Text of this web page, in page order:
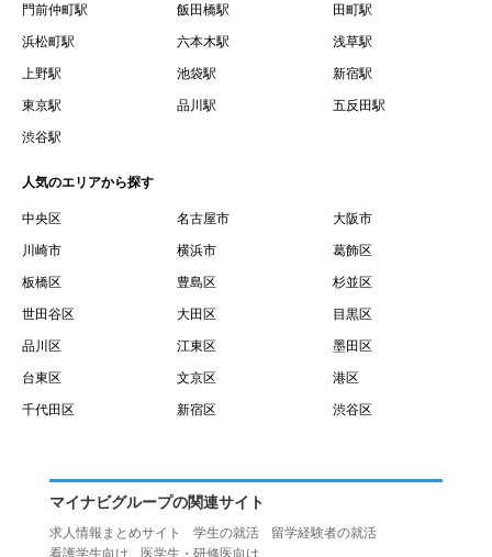
借契約書およびオプション注文書を意味します。
９.「契約期間開始日」とは、定期建物賃貸借契約（以下
「賃貸借契約」と言います）の開始日のことで、利用者の
賃借権が発生する日を意味します。
するために、選んだ物件を保留することを意味します。
１１.「予約情報」とは、物件を予約するために必要な当社
所定の情報を意味します。物件情報や期間、オプション等
１２.「キャンセル」とは、賃貸借契約締結後から契約期間
開始日前までに、利用者が賃貸借契約を解除することを意
味します。
１３.「中途解約」とは、賃貸借契約期間の途中で、利用者
１.利用者は、本サービスを利用する上で次の各号に定める
とします。
門前仲町駅 飯田橋駅 田町駅
浜松町駅 六本木駅 浅草駅
上野駅 池袋駅 新宿駅
東京駅 品川駅 五反田駅
渋谷駅
人気のエリアから探す
中央区 名古屋市 大阪市
川崎市 横浜市 葛飾区
板橋区 豊島区 杉並区
世田谷区 大田区 目黒区
品川区 江東区 墨田区
台東区 文京区 港区
千代田区 新宿区 渋谷区
マイナビグループの関連サイト
求人情報まとめサイト 学生の就活
留学経験者の就活
看護学生向け
医学生・研修医向け